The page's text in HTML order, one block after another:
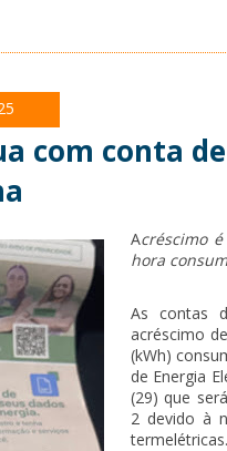
com conta
Acréscimo
hora
As contas
acréscimo
(kWh)
de Energia
(29) que
2 devido à
termelétricas.